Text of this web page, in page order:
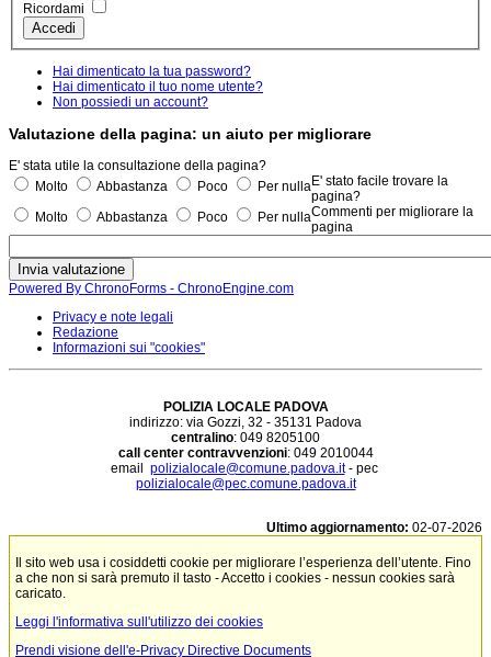
Ricordami
Accedi
Hai dimenticato la tua password?
Hai dimenticato il tuo nome utente?
Non possiedi un account?
Valutazione della pagina: un aiuto per migliorare
E' stata utile la consultazione della pagina?
Molto
Abbastanza Poco Per nullaE' stato facile trovare la
pagina?
Molto
Abbastanza Poco Per nullaCommenti per migliorare la
pagina
Powered By ChronoForms - ChronoEngine.com
Privacy e note legali
Redazione
Informazioni sui "cookies"
POLIZIA LOCALE PADOVA
indirizzo: via Gozzi, 32 - 35131 Padova
centralino: 049 8205100
call center contravvenzioni: 049 2010044
email polizialocale@comune.padova.it- pec
polizialocale@pec.comune.padova.it
Ultimo aggiornamento: 02-07-2026
Il sito web usa i cosiddetti cookie per migliorare l’esperienza dell’utente. Fino
a che non si sarà premuto il tasto - Accetto i cookies - nessun cookies sarà
caricato.
Leggi l'informativa sull'utilizzo dei cookies
Prendi visione dell'e-Privacy Directive Documents